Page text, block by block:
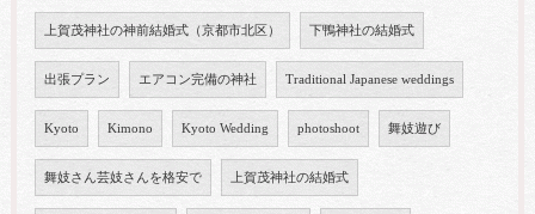
上賀茂神社の神前結婚式（京都市北区） 下鴨神社の結婚式
出張プラン エアコン完備の神社 Traditional Japanese weddings
Kyoto Kimono Kyoto Wedding photoshoot 舞妓遊び
舞妓さん芸妓さんを格安で 上賀茂神社の結婚式